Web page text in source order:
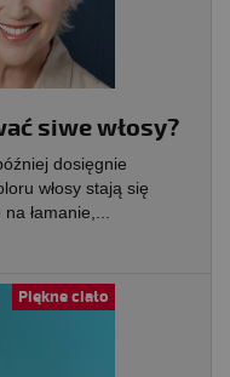
siwe włosy?
dosięgnie
włosy stają się
łamanie,...
Piękne ciało